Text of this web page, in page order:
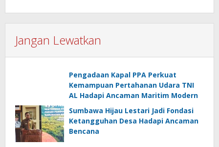
Jangan Lewatkan
Pengadaan Kapal PPA Perkuat
Kemampuan Pertahanan Udara TNI
AL Hadapi Ancaman Maritim Modern
Sumbawa Hijau Lestari Jadi Fondasi
Ketangguhan Desa Hadapi Ancaman
Bencana